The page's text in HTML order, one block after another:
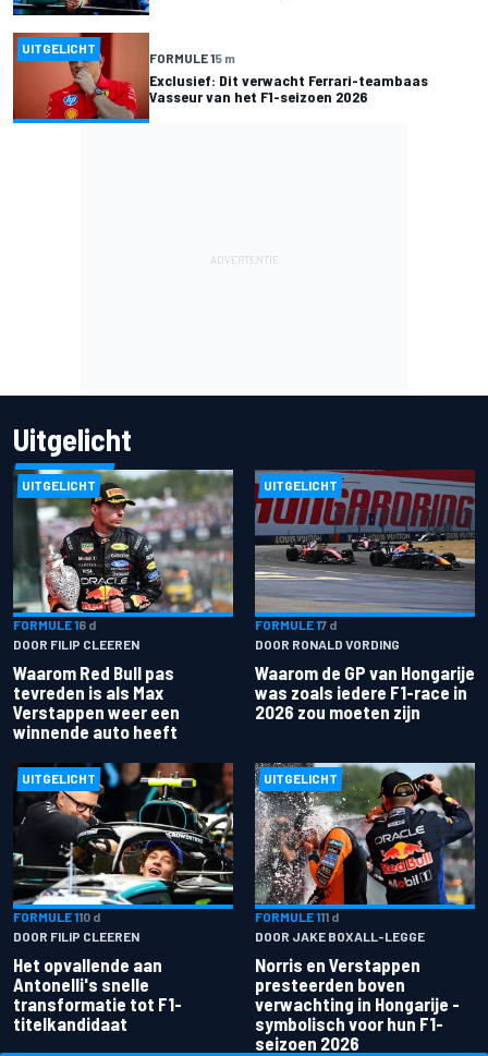
UITGELICHT
FORMULE 15 m
Exclusief: Dit verwacht Ferrari-teambaas
Vasseur van het F1-seizoen 2026
Uitgelicht
UITGELICHT
FORMULE 16 d
DOOR FILIP CLEEREN
Waarom Red Bull pas
tevreden is als Max
Verstappen weer een
winnende auto heeft
UITGELICHT
FORMULE 17 d
DOOR RONALD VORDING
Waarom de GP van Hongarije
was zoals iedere F1-race in
2026 zou moeten zijn
UITGELICHT
FORMULE 110 d
DOOR FILIP CLEEREN
Het opvallende aan
Antonelli's snelle
transformatie tot F1-
titelkandidaat
UITGELICHT
FORMULE 111 d
DOOR JAKE BOXALL-LEGGE
Norris en Verstappen
presteerden boven
verwachting in Hongarije -
symbolisch voor hun F1-
seizoen 2026